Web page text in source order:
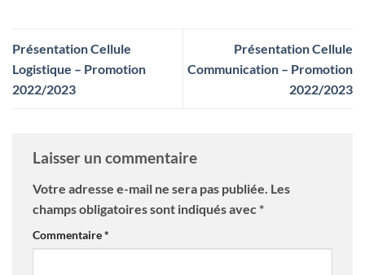
Présentation Cellule
Logistique – Promotion
2022/2023
Présentation Cellule
Communication – Promotion
2022/2023
Laisser un commentaire
Votre adresse e-mail ne sera pas publiée. Les
champs obligatoires sont indiqués avec *
Commentaire*